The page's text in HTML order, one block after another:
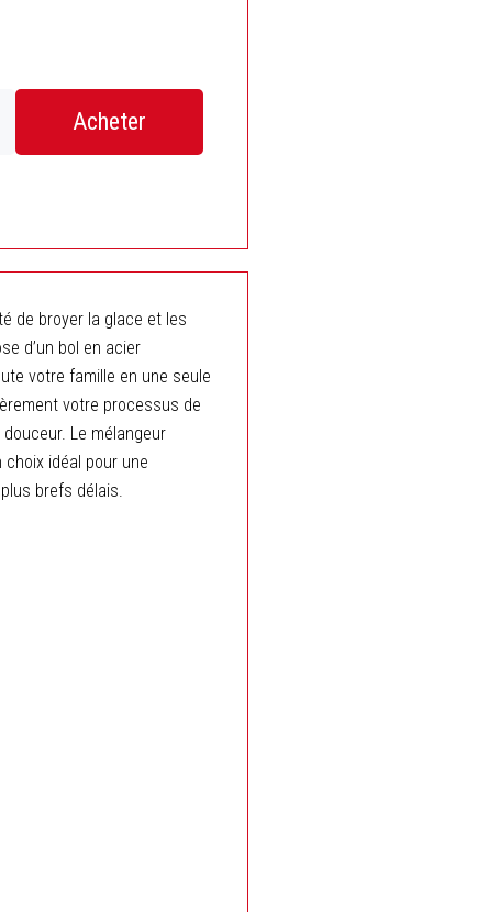
Acheter
de broyer la glace et les
d’un bol en acier
votre famille en une seule
votre processus de
Le mélangeur
choix idéal pour une
brefs délais.